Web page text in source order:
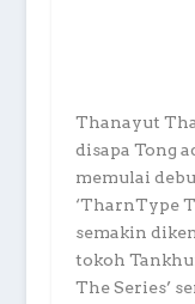
Thanayut
disapa Tong
memulai
‘TharnType
semakin
tokoh
The Series’